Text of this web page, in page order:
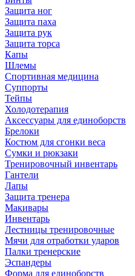
Защита ног
Защита паха
Защита рук
Защита торса
Капы
Шлемы
Спортивная медицина
Суппорты
Тейпы
Холодотерапия
Аксессуары для единоборств
Брелоки
Костюм для сгонки веса
Сумки и рюкзаки
Тренировочный инвентарь
Гантели
Лапы
Защита тренера
Макивары
Инвентарь
Лестницы тренировочные
Мячи для отработки ударов
Палки тренерские
Эспандеры
Форма для единоборств